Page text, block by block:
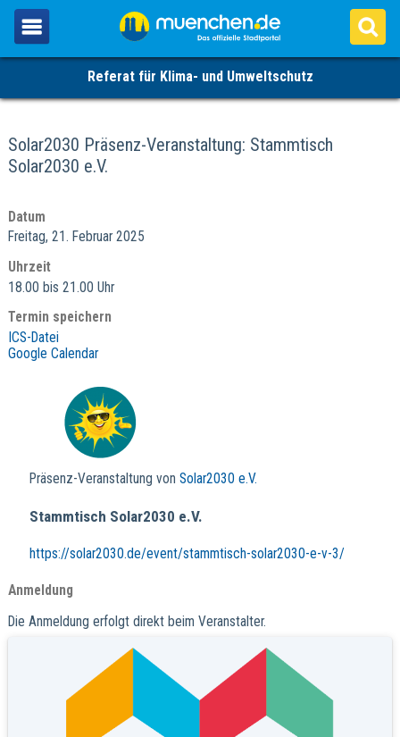
Referat für Klima- und Umweltschutz
Solar2030 Präsenz-Veranstaltung: Stammtisch
Solar2030 e.V.
Datum
Freitag, 21. Februar 2025
Uhrzeit
18.00 bis 21.00 Uhr
Termin speichern
ICS-Datei
Google Calendar
Präsenz-Veranstaltung von Solar2030 e.V.
Stammtisch Solar2030 e.V.
https://solar2030.de/event/stammtisch-solar2030-e-v-3/
Anmeldung
Die Anmeldung erfolgt direkt beim Veranstalter.